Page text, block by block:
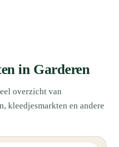
in Garderen
overzicht van
kleedjesmarkten en andere